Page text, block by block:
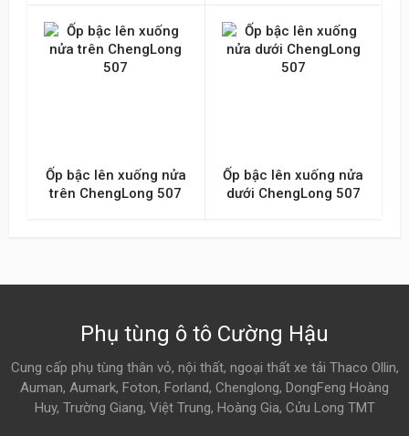
Ốp bậc lên xuống nửa
trên ChengLong 507
Ốp bậc lên xuống nửa
dưới ChengLong 507
Phụ tùng ô tô Cường Hậu
Cung cấp phụ tùng thân vỏ, nội thất, ngoại thất xe tải Thaco Ollin,
Auman, Aumark, Foton, Forland, Chenglong, DongFeng Hoàng
Huy, Trường Giang, Việt Trung, Hoàng Gia, Cửu Long TMT